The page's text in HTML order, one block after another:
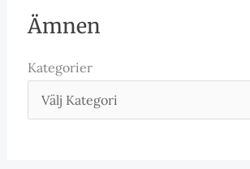
Ämnen
Kategorier